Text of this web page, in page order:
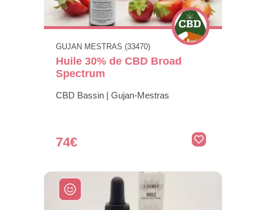
GUJAN MESTRAS (33470)
Huile 30% de CBD Broad
Spectrum
CBD Bassin | Gujan-Mestras
74€